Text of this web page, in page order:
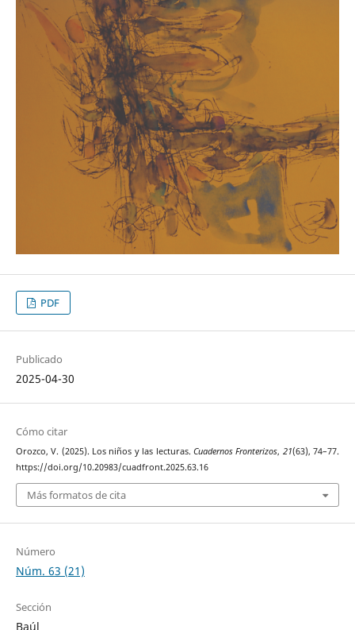
PDF
Publicado
2025-04-30
Cómo citar
Orozco, V. (2025). Los niños y las lecturas. Cuadernos Fronterizos, 21(63), 74–77.
https://doi.org/10.20983/cuadfront.2025.63.16
Más formatos de cita
Número
Núm. 63 (21)
Sección
Baúl